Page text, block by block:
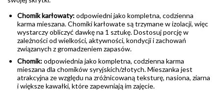
Chomik karłowaty:odpowiedni jako kompletna, codzienna
karma mieszana. Chomiki karłowate są trzymane w izolacji, więc
wystarczy obliczyć dawkę na 1 sztukę. Dostosuj porcję w
zależności od wielkości, aktywności, kondycji i zachowań
związanych z gromadzeniem zapasów.
Chomik:odpowiednia jako kompletna, codzienna karma
mieszana dla chomików syryjskich/złotych. Mieszanka jest
atrakcyjna ze względu na zróżnicowaną teksturę, nasiona, ziarna
i większe kawałki, które zapewniają im zajęcie.